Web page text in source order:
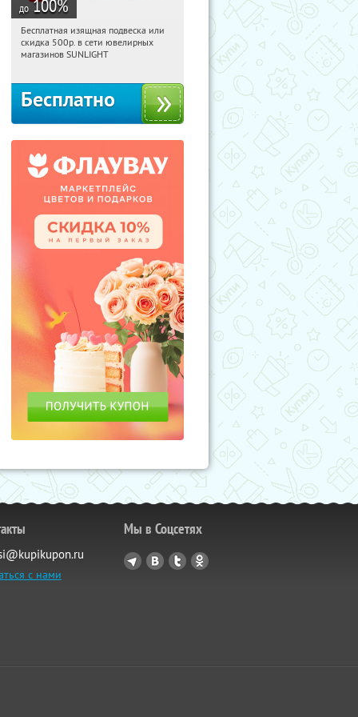
до 100%
14:00:12 Получили:
Россия
Бесплатная изящная подвеска или
скидка 500р. в сети ювелирных
магазинов SUNLIGHT
Бесплатно
с нами
Мы в Соцсетях